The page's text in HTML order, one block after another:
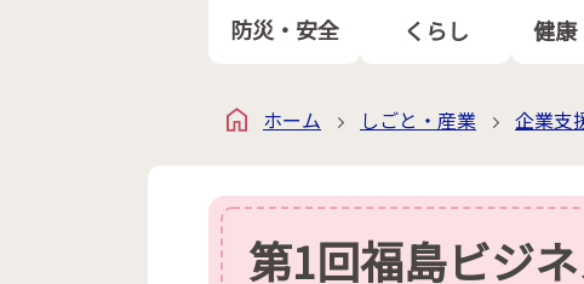
防災・安全 くらし 健康
ホーム しごと・産業 企業支
第1回福島ビジ